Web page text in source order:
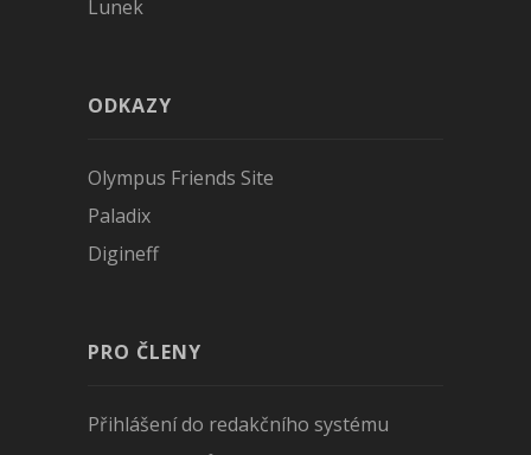
Lunek
ODKAZY
Olympus Friends Site
Paladix
Digineff
PRO ČLENY
Přihlášení do redakčního systému